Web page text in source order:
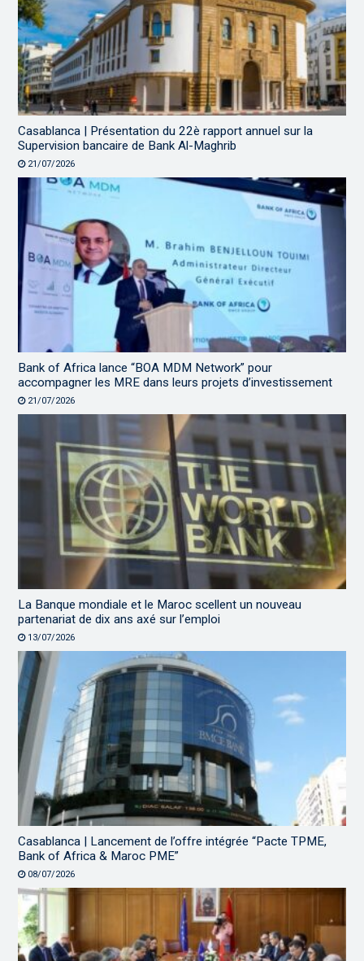
Casablanca | Présentation du 22è rapport annuel sur la
Supervision bancaire de Bank Al-Maghrib
21/07/2026
Bank of Africa lance “BOA MDM Network” pour
accompagner les MRE dans leurs projets d’investissement
21/07/2026
La Banque mondiale et le Maroc scellent un nouveau
partenariat de dix ans axé sur l’emploi
13/07/2026
Casablanca | Lancement de l’offre intégrée “Pacte TPME,
Bank of Africa & Maroc PME”
08/07/2026